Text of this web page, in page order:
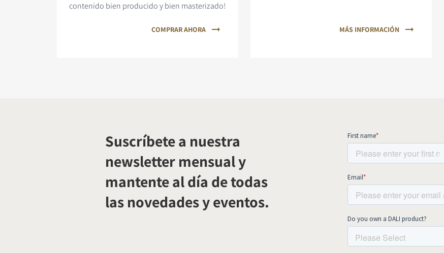
contenido bien producido y bien masterizado!
COMPRAR AHORA MÁS INFORMACIÓN
Suscríbete a nuestra
newsletter mensual y
mantente al día de todas
las novedades y eventos.